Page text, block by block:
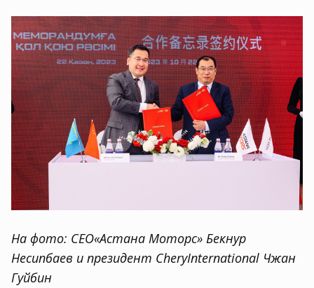
На фото: CEO«Астана Моторс» Бекнур
Несипбаев и президент CheryInternational Чжан
Гуйбин